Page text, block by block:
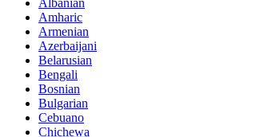
Albanian
Amharic
Armenian
Azerbaijani
Belarusian
Bengali
Bosnian
Bulgarian
Cebuano
Chichewa